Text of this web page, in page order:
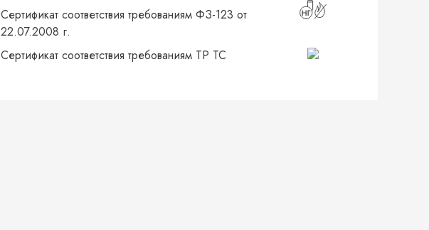
Сертификат соответствия требованиям ФЗ-123 от
22.07.2008 г.
Сертификат соответствия требованиям ТР ТС